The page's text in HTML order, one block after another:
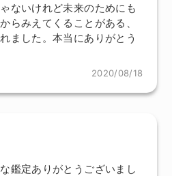
ないけれど未来のためにも
らみえてくることがある、
ました。本当にありがとう
2020/08/18
鑑定ありがとうございまし